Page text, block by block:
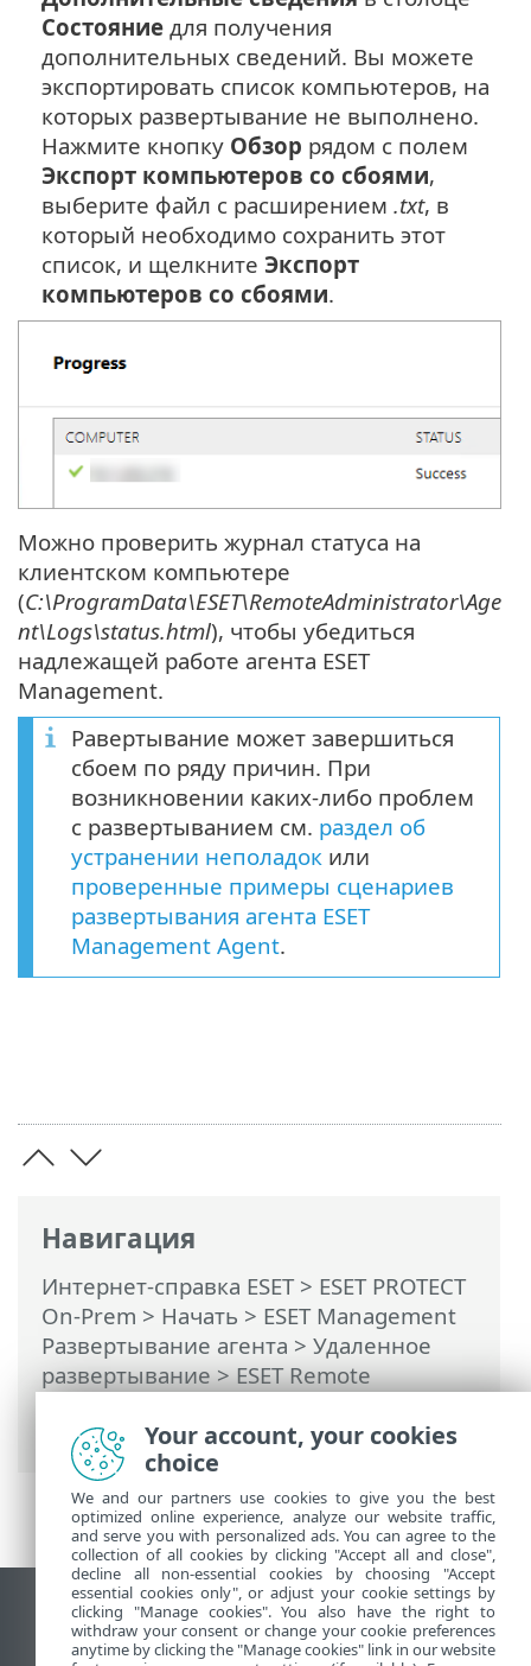
Навигация
Интернет-справка ESET> ESET PROTECT
On-Prem > Начать > ESET Management
Развертывание агента > Удаленное
развертывание>ESET Remote
компьютеров вручную
Состояние для получения
дополнительных сведений. Вы можете
экспортировать список компьютеров, на
которых развертывание не выполнено.
Нажмите кнопку Обзор рядом с полем
Экспорт компьютеров со сбоями,
выберите файл с расширением .txt, в
который необходимо сохранить этот
список, и щелкните Экспорт
компьютеров со сбоями.
Можно проверить журнал статуса на
клиентском компьютере
(C:\ProgramData\ESET\RemoteAdministrator\Age
nt\Logs\status.html), чтобы убедиться
надлежащей работе агента ESET
Management.
Равертывание может завершиться
сбоем по ряду причин. При
возникновении каких-либо проблем
с развертыванием см. раздел об
устранении неполадок или
проверенные примеры сценариев
развертывания агента ESET
Management Agent.
Использовать сайт для ПК
End of Life
Your account, your cookies
choice
We and our partners use cookies to give you the best
optimized online experience, analyze our website traffic,
and serve you with personalized ads. You can agree to the
collection of all cookies by clicking "Accept all and close",
decline all non-essential cookies by choosing "Accept
essential cookies only", or adjust your cookie settings by
clicking "Manage cookies". You also have the right to
withdraw your consent or change your cookie preferences
anytime by clicking the "Manage cookies" link in our website